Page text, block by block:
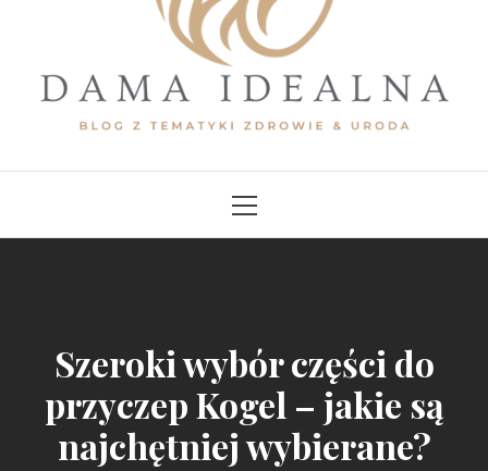
Menu
Szeroki wybór części do
przyczep Kogel – jakie są
najchętniej wybierane?